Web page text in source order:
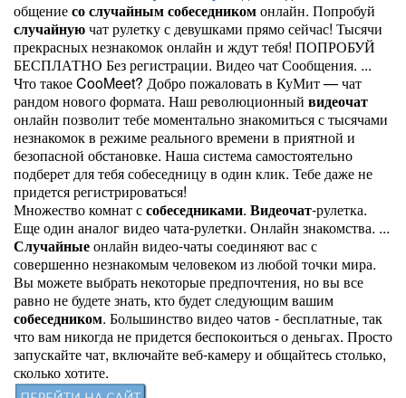
общениесослучайнымсобеседникомонлайн. Попробуй
случайнуючат рулетку с девушками прямо сейчас! Тысячи
прекрасных незнакомок онлайн и ждут тебя! ПОПРОБУЙ
БЕСПЛАТНО Без регистрации. Видео чат Сообщения. ...
Что такое CooMeet? Добро пожаловать в КуМит — чат
рандом нового формата. Наш революционный видеочат
онлайн позволит тебе моментально знакомиться с тысячами
незнакомок в режиме реального времени в приятной и
безопасной обстановке. Наша система самостоятельно
подберет для тебя собеседницу в один клик. Тебе даже не
придется регистрироваться!
Множество комнат ссобеседниками. Видеочат-рулетка.
Еще один аналог видео чата-рулетки. Онлайн знакомства. ...
Случайныеонлайн видео-чаты соединяют вас с
совершенно незнакомым человеком из любой точки мира.
Вы можете выбрать некоторые предпочтения, но вы все
равно не будете знать, кто будет следующим вашим
собеседником. Большинство видео чатов - бесплатные, так
что вам никогда не придется беспокоиться о деньгах. Просто
запускайте чат, включайте веб-камеру и общайтесь столько,
сколько хотите.